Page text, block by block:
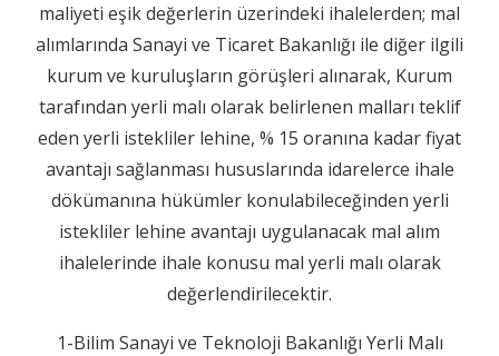
maliyeti eşik değerlerin üzerindeki ihalelerden; mal
alımlarında Sanayi ve Ticaret Bakanlığı ile diğer ilgili
kurum ve kuruluşların görüşleri alınarak, Kurum
tarafından yerli malı olarak belirlenen malları teklif
eden yerli istekliler lehine, % 15 oranına kadar fiyat
avantajı sağlanması hususlarında idarelerce ihale
dökümanına hükümler konulabileceğinden yerli
istekliler lehine avantajı uygulanacak mal alım
ihalelerinde ihale konusu mal yerli malı olarak
değerlendirilecektir.
1-Bilim Sanayi ve Teknoloji Bakanlığı Yerli Malı